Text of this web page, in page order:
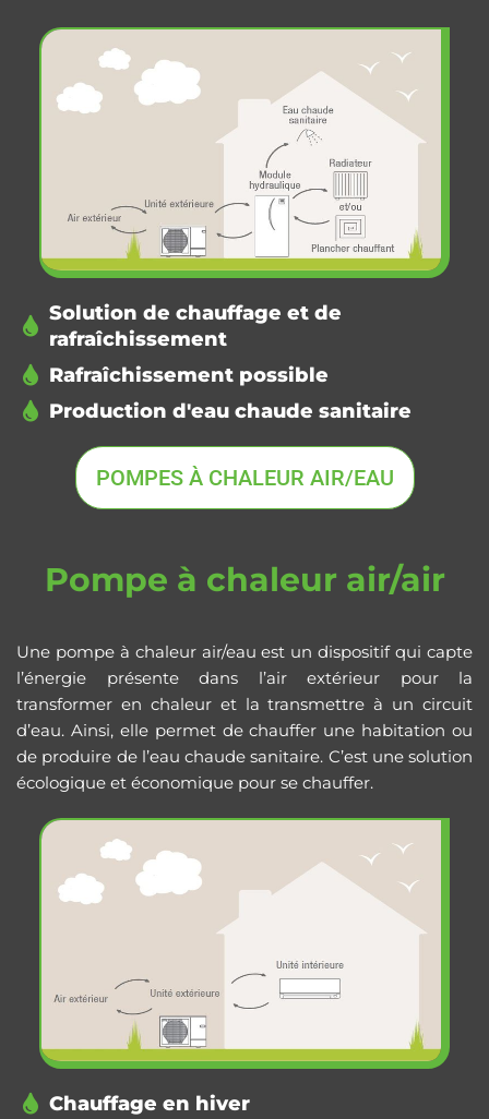
Solution de chauffage et de
rafraîchissement
Rafraîchissement possible
Production d'eau chaude sanitaire
POMPES À CHALEUR AIR/EAU
Pompe à chaleur air/air
Une pompe à chaleur air/eau est un dispositif qui capte
l’énergie présente dans l’air extérieur pour la
transformer en chaleur et la transmettre à un circuit
d’eau. Ainsi, elle permet de chauffer une habitation ou
de produire de l’eau chaude sanitaire. C’est une solution
écologique et économique pour se chauffer.
Chauffage en hiver